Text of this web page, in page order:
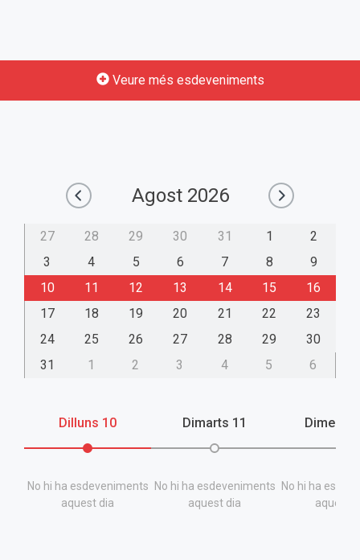
Veure més esdeveniments
Agost 2026
27 28 29 30 31 1
2
3
4 5 6 7 8
9
10
11 12 13 14 15
16
17
18 19 20 21 22
23
24
25 26 27 28 29
30
31
1 2 3 4 5 6
Dilluns 10
No hi ha esdeveniments
aquest dia
Dimarts 11
No hi ha esdeveniments
aquest dia
No hi ha
aquest